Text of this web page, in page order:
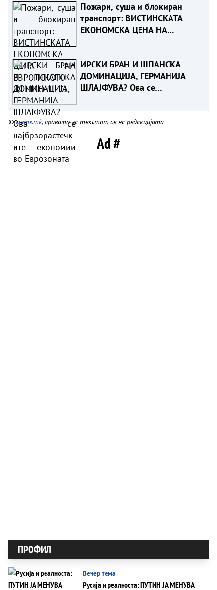
Пожари, суша и блокиран
транспорт: ВИСТИНСКАТА
ЕКОНОМСКА ЦЕНА НА
ИРСКИ БРАН И ШПАНСКА
ДОМИНАЦИЈА, ГЕРМАНИЈА
ШЛАЈФУВА? Ова се
©vreme.mk, правата за текстот се на редакцијата
Ad #
ПРОФИЛ
Вечер тема
Русија и реалноста: ПУТИН ЈА МЕНУВА